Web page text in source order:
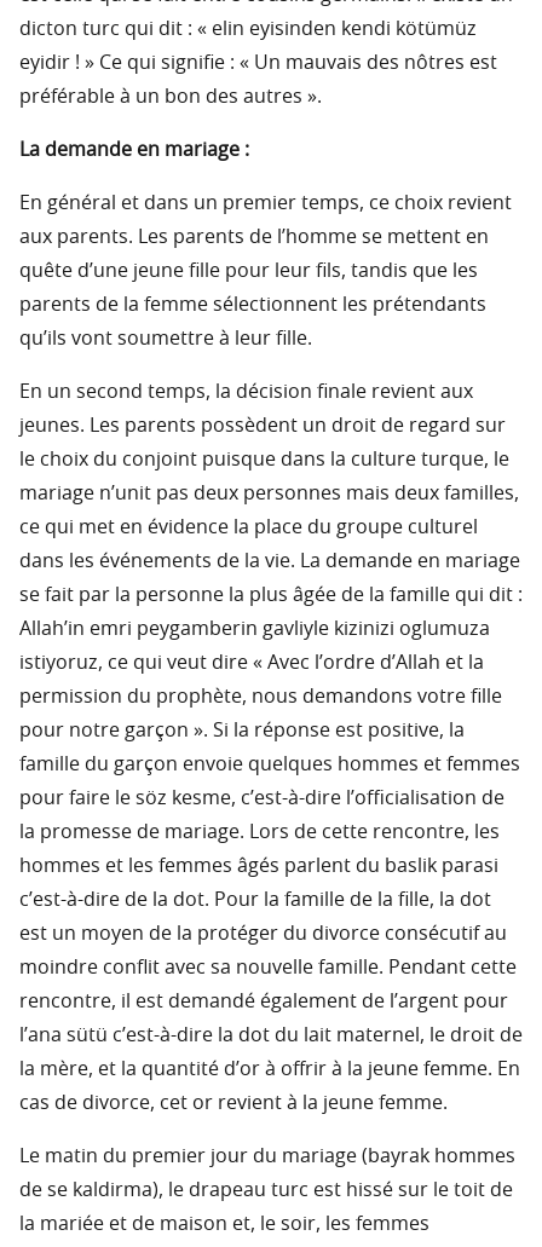
dicton turc qui dit : « elin eyisinden kendi kötümüz
eyidir ! » Ce qui signifie : « Un mauvais des nôtres est
préférable à un bon des autres ».
La demande en mariage :
En général et dans un premier temps, ce choix revient
aux parents. Les parents de l’homme se mettent en
quête d’une jeune fille pour leur fils, tandis que les
parents de la femme sélectionnent les prétendants
qu’ils vont soumettre à leur fille.
En un second temps, la décision finale revient aux
jeunes. Les parents possèdent un droit de regard sur
le choix du conjoint puisque dans la culture turque, le
mariage n’unit pas deux personnes mais deux familles,
ce qui met en évidence la place du groupe culturel
dans les événements de la vie. La demande en mariage
se fait par la personne la plus âgée de la famille qui dit :
Allah’in emri peygamberin gavliyle kizinizi oglumuza
istiyoruz, ce qui veut dire « Avec l’ordre d’Allah et la
permission du prophète, nous demandons votre fille
pour notre garçon ». Si la réponse est positive, la
famille du garçon envoie quelques hommes et femmes
pour faire le söz kesme, c’est-à-dire l’officialisation de
la promesse de mariage. Lors de cette rencontre, les
hommes et les femmes âgés parlent du baslik parasi
c’est-à-dire de la dot. Pour la famille de la fille, la dot
est un moyen de la protéger du divorce consécutif au
moindre conflit avec sa nouvelle famille. Pendant cette
rencontre, il est demandé également de l’argent pour
l’ana sütü c’est-à-dire la dot du lait maternel, le droit de
la mère, et la quantité d’or à offrir à la jeune femme. En
cas de divorce, cet or revient à la jeune femme.
Le matin du premier jour du mariage (bayrak hommes
de se kaldirma), le drapeau turc est hissé sur le toit de
la mariée et de maison et, le soir, les femmes